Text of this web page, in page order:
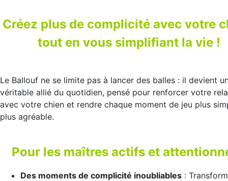
Créez plus de complicité avec votre
tout en vous simplifiant la vie !
Le Ballouf ne se limite pas à lancer des balles : il devient
véritable allié du quotidien, pensé pour renforcer votre
avec votre chien et rendre chaque moment de jeu plus
plus agréable.
Pour les maîtres actifs et
Des moments de complicité inoubliables :